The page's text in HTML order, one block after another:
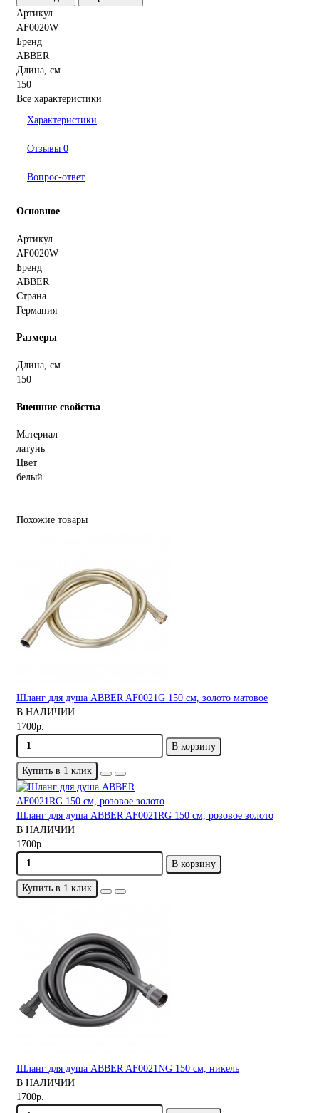
Артикул
AF0020W
Бренд
ABBER
Длина, см
150
Все характеристики
Характеристики
Отзывы 0
Вопрос-ответ
Основное
Артикул
AF0020W
Бренд
ABBER
Страна
Германия
Размеры
Длина, см
150
Внешние свойства
Материал
латунь
Цвет
белый
Похожие товары
Шланг для душа ABBER AF0021G 150 см, золото матовое
В НАЛИЧИИ
1700р.
В корзину
Купить в 1 клик
Шланг для душа ABBER AF0021RG 150 см, розовое золото
В НАЛИЧИИ
1700р.
В корзину
Купить в 1 клик
Шланг для душа ABBER AF0021NG 150 см, никель
В НАЛИЧИИ
1700р.